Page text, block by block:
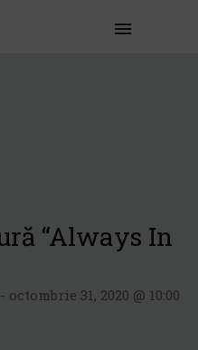
“Always In
- octombrie 31, 2020 @ 10:00